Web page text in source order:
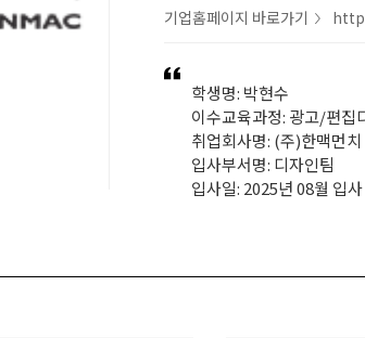
기업홈페이지 바로가기 >
학생명: 박현수
이수교육과정: 광고/편집
취업회사명: (주)한맥먼치
입사부서명: 디자인팀
입사일: 2025년 08월 입사